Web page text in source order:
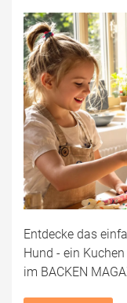
Entdecke das
Hund - ein
im BACKEN